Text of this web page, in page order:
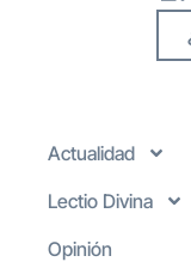
Actualidad
Lectio Divina
Opinión